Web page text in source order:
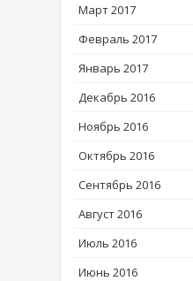
Март 2017
Февраль 2017
Январь 2017
Декабрь 2016
Ноябрь 2016
Октябрь 2016
Сентябрь 2016
Август 2016
Июль 2016
Июнь 2016